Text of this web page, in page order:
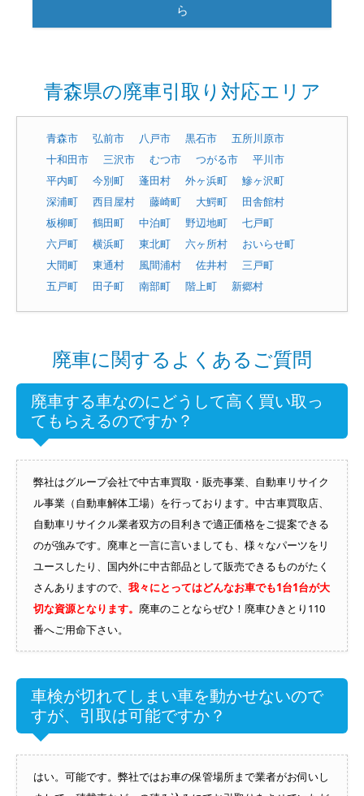
ら
青森県の廃車引取り対応エリア
青森市 弘前市 八戸市 黒石市
五所川原市
十和田市
三沢市 むつ市 つがる市
平川市
平内町
今別町 蓬田村 外ヶ浜町
鰺ヶ沢町
深浦町
西目屋村 藤崎町 大鰐町
田舎館村
板柳町
鶴田町 中泊町 野辺地町
七戸町
六戸町
横浜町 東北町 六ヶ所村
おいらせ町
大間町
東通村 風間浦村 佐井村
三戸町
五戸町
田子町 南部町 階上町 新郷村
廃車に関するよくあるご質問
廃車する車なのにどうして高く買い取っ
てもらえるのですか？
弊社はグループ会社で中古車買取・販売事業、自動車リサイク
ル事業（自動車解体工場）を行っております。中古車買取店、
自動車リサイクル業者双方の目利きで適正価格をご提案できる
のが強みです。廃車と一言に言いましても、様々なパーツをリ
ユースしたり、国内外に中古部品として販売できるものがたく
さんありますので、 我々にとってはどんなお車でも1台1台が大
切な資源となります。 廃車のことならぜひ！廃車ひきとり110
番へご用命下さい。
車検が切れてしまい車を動かせないので
すが、引取は可能ですか？
はい。可能です。弊社ではお車の保管場所まで業者がお伺いし